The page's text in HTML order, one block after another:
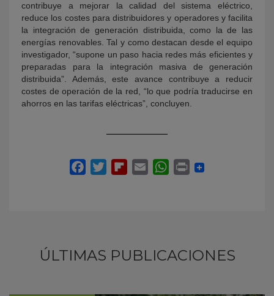
contribuye a mejorar la calidad del sistema eléctrico,
reduce los costes para distribuidores y operadores y facilita
la integración de generación distribuida, como la de las
energías renovables. Tal y como destacan desde el equipo
investigador, “supone un paso hacia redes más eficientes y
preparadas para la integración masiva de generación
distribuida”. Además, este avance contribuye a reducir
costes de operación de la red, “lo que podría traducirse en
ahorros en las tarifas eléctricas”, concluyen.
ÚLTIMAS PUBLICACIONES